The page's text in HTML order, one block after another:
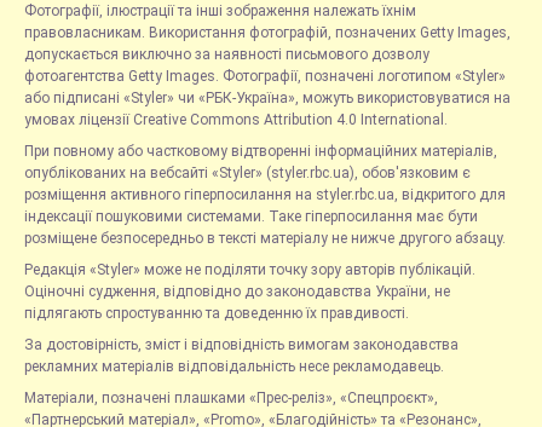
Фотографії, ілюстрації та інші зображення належать їхнім
правовласникам. Використання фотографій, позначених Getty Images,
допускається виключно за наявності письмового дозволу
фотоагентства Getty Images. Фотографії, позначені логотипом «Styler»
або підписані «Styler» чи «РБК-Україна», можуть використовуватися на
умовах ліцензії Creative Commons Attribution 4.0 International.
При повному або частковому відтворенні інформаційних матеріалів,
опублікованих на вебсайті «Styler» (styler.rbc.ua), обов'язковим є
розміщення активного гіперпосилання на styler.rbc.ua, відкритого для
індексації пошуковими системами. Таке гіперпосилання має бути
розміщене безпосередньо в тексті матеріалу не нижче другого абзацу.
Редакція «Styler» може не поділяти точку зору авторів публікацій.
Оціночні судження, відповідно до законодавства України, не
підлягають спростуванню та доведенню їх правдивості.
За достовірність, зміст і відповідність вимогам законодавства
рекламних матеріалів відповідальність несе рекламодавець.
Матеріали, позначені плашками «Прес-реліз», «Спецпроєкт»,
«Партнерський матеріал», «Promo», «Благодійність» та «Резонанс»,